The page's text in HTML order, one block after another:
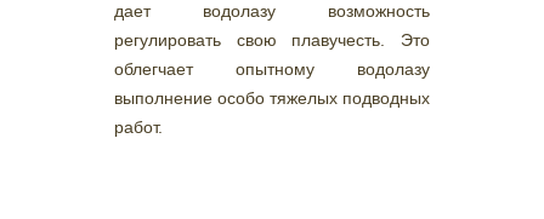
дает водолазу возможность
регулировать свою плавучесть. Это
облегчает опытному водолазу
выполнение особо тяжелых подводных
работ.